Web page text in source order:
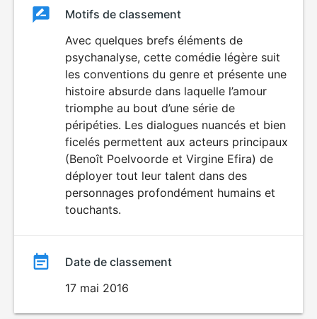
ClassementClassement
Motifs de classement
Avec quelques brefs éléments de
psychanalyse, cette comédie légère suit
les conventions du genre et présente une
histoire absurde dans laquelle l’amour
triomphe au bout d’une série de
péripéties. Les dialogues nuancés et bien
ficelés permettent aux acteurs principaux
(Benoît Poelvoorde et Virgine Efira) de
déployer tout leur talent dans des
personnages profondément humains et
touchants.
Date de classement
17 mai 2016